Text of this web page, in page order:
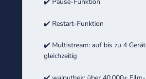
✔️ Pause-Funktion
✔️ Restart-Funktion
✔️ Multistream: auf bis zu 4
gleichzeitig